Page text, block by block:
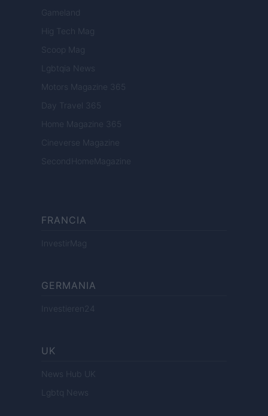
Gameland
Hig Tech Mag
Scoop Mag
Lgbtqia News
Motors Magazine 365
Day Travel 365
Home Magazine 365
Cineverse Magazine
SecondHomeMagazine
FRANCIA
InvestirMag
GERMANIA
Investieren24
UK
News Hub UK
Lgbtq News